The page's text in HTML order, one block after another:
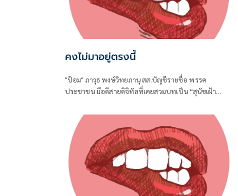
คงไม่มาอยู่ตรงนี้
"ป้อม" ภาวุธ พงษ์วิทยภานุ สส.บัญชีรายชื่อ พรรค
ประชาชน มือดีสายดิจิทัลที่เคยสวมบทเป็น “สุนัขเฝ้า
1,621 ล้านบาท ของกระทรวงดิจิทัลเพื่อเศรษฐกิจและ
สังคม (ดีอี)